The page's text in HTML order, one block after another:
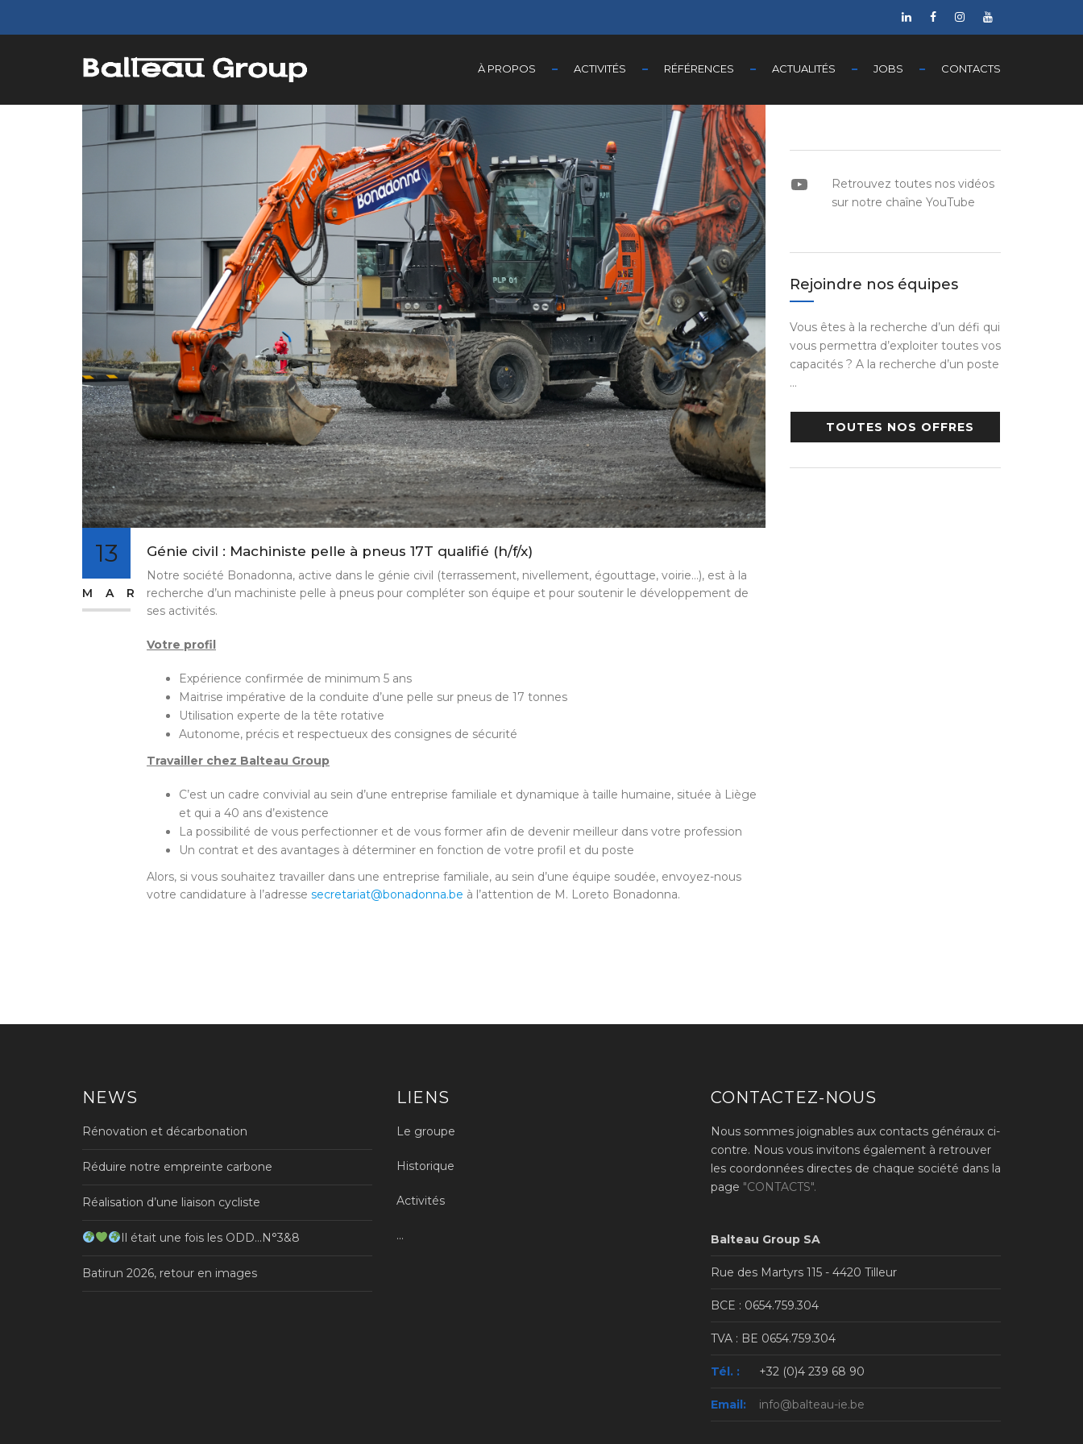
À PROPOS ACTIVITÉS RÉFÉRENCES ACTUALITÉS JOBS CONTACTS
13
MAR
Génie civil : Machiniste pelle à pneus 17T qualifié (h/f/x)
Notre société Bonadonna, active dans le génie civil (terrassement, nivellement, égouttage, voirie…), est à la
recherche d’un machiniste pelle à pneus pour compléter son équipe et pour soutenir le développement de
ses activités.
Votre profil
Expérience confirmée de minimum 5 ans
Maitrise impérative de la conduite d’une pelle sur pneus de 17 tonnes
Utilisation experte de la tête rotative
Autonome, précis et respectueux des consignes de sécurité
Travailler chez Balteau Group
C’est un cadre convivial au sein d’une entreprise familiale et dynamique à taille humaine, située à Liège
et qui a 40 ans d’existence
La possibilité de vous perfectionner et de vous former afin de devenir meilleur dans votre profession
Un contrat et des avantages à déterminer en fonction de votre profil et du poste
Alors, si vous souhaitez travailler dans une entreprise familiale, au sein d’une équipe soudée, envoyez-nous
votre candidature à l’adresse secretariat@bonadonna.be à l’attention de M. Loreto Bonadonna.
YouTube
Retrouvez toutes nos vidéos
sur notre chaîne YouTube
Rejoindre nos équipes
Vous êtes à la recherche d’un défi qui
vous permettra d’exploiter toutes vos
capacités ? A la recherche d’un poste
…
TOUTES NOS OFFRES
NEWS
Rénovation et décarbonation
Réduire notre empreinte carbone
Réalisation d’une liaison cycliste
Il était une fois les ODD…N°3&8
Batirun 2026, retour en images
LIENS
Le groupe
Historique
Activités
...
CONTACTEZ-NOUS
Nous sommes joignables aux contacts généraux ci-
contre. Nous vous invitons également à retrouver
les coordonnées directes de chaque société dans la
page "CONTACTS".
Balteau Group SA
Rue des Martyrs 115 - 4420 Tilleur
BCE : 0654.759.304
TVA : BE 0654.759.304
Tél. : +32 (0)4 239 68 90
Email: info@balteau-ie.be